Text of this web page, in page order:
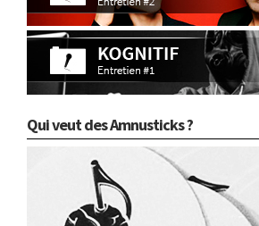
Qui veut des Amnusticks ?